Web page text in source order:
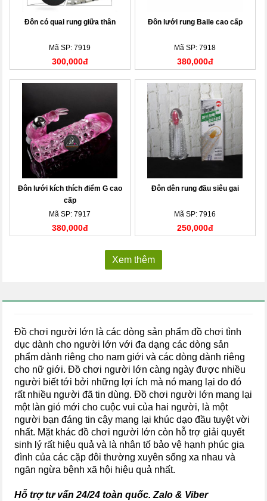
Đôn có quai rung giữa thân
Mã SP: 7919
300,000đ
Đôn lưới rung Baile cao cấp
Mã SP: 7918
380,000đ
Đôn lưới kích thích điểm G cao
cấp
Mã SP: 7917
380,000đ
Đôn dên rung đầu siêu gai
Mã SP: 7916
250,000đ
Xem thêm
Đồ chơi người lớn là các dòng sản phẩm đồ chơi tình
dục dành cho người lớn với đa dạng các dòng sản
phẩm dành riêng cho nam giới và các dòng dành riêng
cho nữ giới. Đồ chơi người lớn càng ngày được nhiều
người biết tới bởi những lợi ích mà nó mang lại do đó
rất nhiều người đã tin dùng. Đồ chơi người lớn mang lại
một làn gió mới cho cuộc vui của hai người, là một
người bạn đáng tin cậy mang lại khúc dạo đầu tuyệt vời
nhất. Mặt khác đồ chơi người lớn còn hỗ trợ giải quyết
sinh lý rất hiệu quả và là nhân tố bảo vệ hạnh phúc gia
đình của các cặp đôi thường xuyên sống xa nhau và
ngăn ngừa bệnh xã hội hiệu quả nhất.
Hỗ trợ tư vấn 24/24 toàn quốc. Zalo & Viber